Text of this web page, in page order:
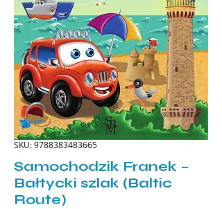
SKU: 9788383483665
Samochodzik Franek –
Bałtycki szlak (Baltic
Route)